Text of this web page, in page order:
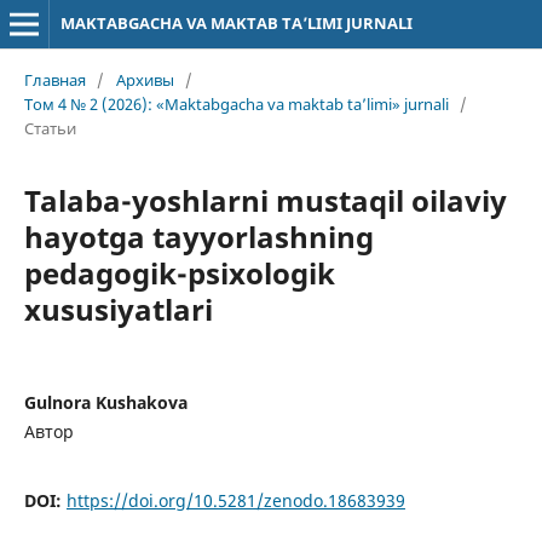
MAKTABGACHA VA MAKTAB TA’LIMI JURNALI
Главная / Архивы
/
Том 4 № 2 (2026): «Maktabgacha va maktab ta’limi» jurnali /
Статьи
Talaba-yoshlarni mustaqil oilaviy
hayotga tayyorlashning
pedagogik-psixologik
xususiyatlari
Gulnora Kushakova
Автор
DOI: https://doi.org/10.5281/zenodo.18683939